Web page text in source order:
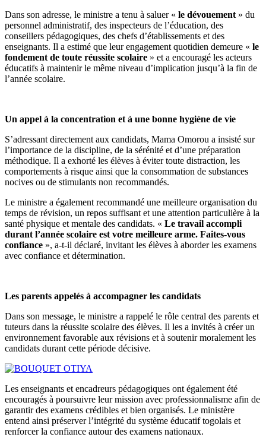
Dans son adresse, le ministre a tenu à saluer « le dévouement » du
personnel administratif, des inspecteurs de l’éducation, des
conseillers pédagogiques, des chefs d’établissements et des
enseignants. Il a estimé que leur engagement quotidien demeure « le
fondement de toute réussite scolaire » et a encouragé les acteurs
éducatifs à maintenir le même niveau d’implication jusqu’à la fin de
l’année scolaire.
Un appel à la concentration et à une bonne hygiène de vie
S’adressant directement aux candidats, Mama Omorou a insisté sur
l’importance de la discipline, de la sérénité et d’une préparation
méthodique. Il a exhorté les élèves à éviter toute distraction, les
comportements à risque ainsi que la consommation de substances
nocives ou de stimulants non recommandés.
Le ministre a également recommandé une meilleure organisation du
temps de révision, un repos suffisant et une attention particulière à la
santé physique et mentale des candidats. « Le travail accompli
durant l’année scolaire est votre meilleure arme. Faites-vous
confiance », a-t-il déclaré, invitant les élèves à aborder les examens
avec confiance et détermination.
Les parents appelés à accompagner les candidats
Dans son message, le ministre a rappelé le rôle central des parents et
tuteurs dans la réussite scolaire des élèves. Il les a invités à créer un
environnement favorable aux révisions et à soutenir moralement les
candidats durant cette période décisive.
Les enseignants et encadreurs pédagogiques ont également été
encouragés à poursuivre leur mission avec professionnalisme afin de
garantir des examens crédibles et bien organisés. Le ministère
entend ainsi préserver l’intégrité du système éducatif togolais et
renforcer la confiance autour des examens nationaux.